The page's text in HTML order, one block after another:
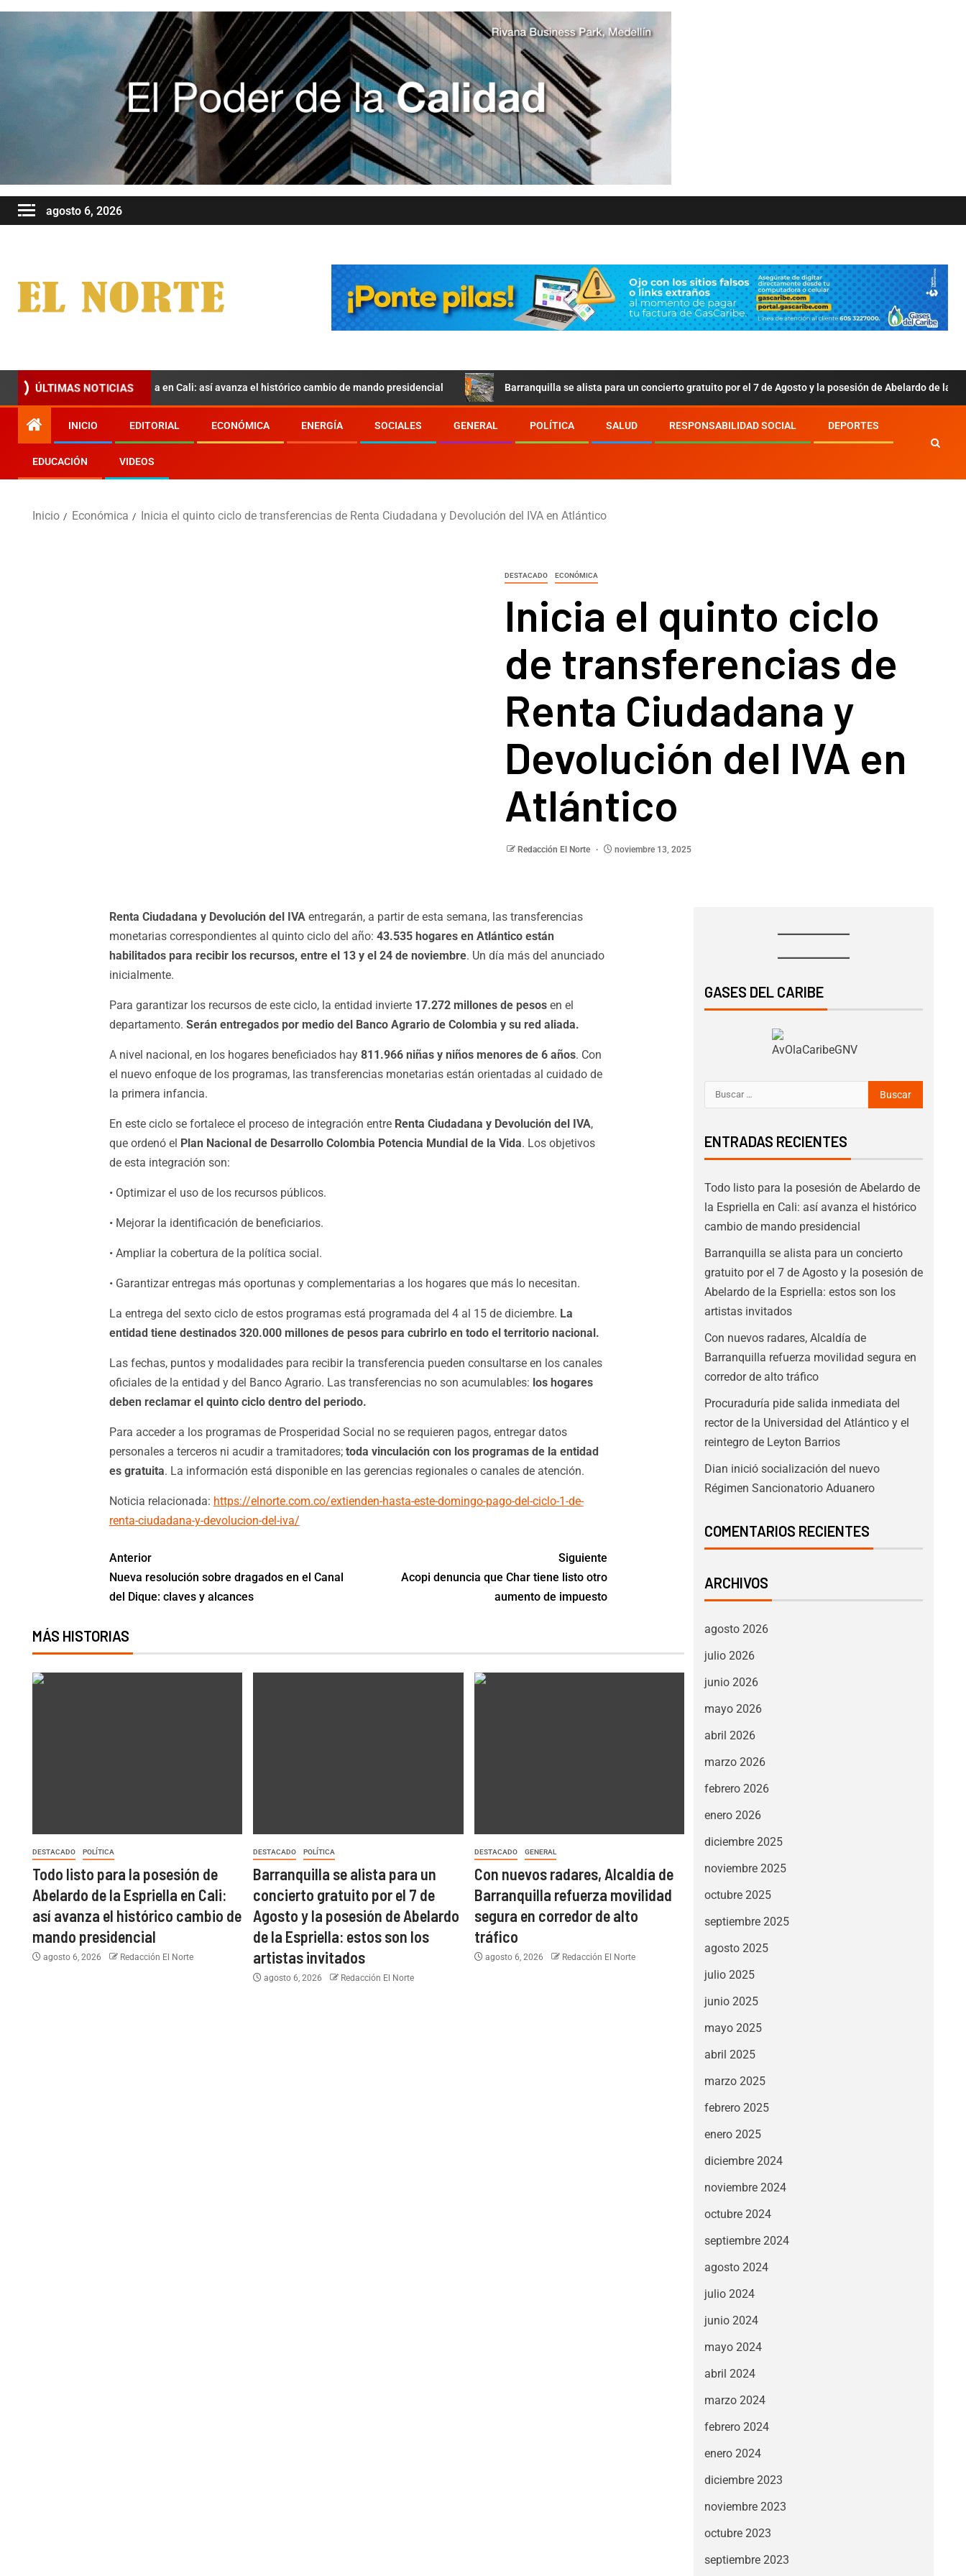
agosto 6, 2026
ÚLTIMAS NOTICIAS
de la Espriella en Cali: así avanza el histórico cambio de mando presidencial Barranquilla se alista para un concierto gratuito por el 7 de Agosto y la posesión de Abelardo de la Espriella:
INICIO EDITORIAL ECONÓMICA ENERGÍA SOCIALES GENERAL POLÍTICA SALUD RESPONSABILIDAD SOCIAL DEPORTES
EDUCACIÓN VIDEOS
Inicio Económica Inicia el quinto ciclo de transferencias de Renta Ciudadana y Devolución del IVA en Atlántico
DESTACADO ECONÓMICA
Inicia el quinto ciclo
de transferencias de
Renta Ciudadana y
Devolución del IVA en
Atlántico
Redacción El Norte noviembre 13, 2025
Renta Ciudadana y Devolución del IVAentregarán, a partir de esta semana, las transferencias
monetarias correspondientes al quinto ciclo del año: 43.535 hogares en Atlántico están
habilitados para recibir los recursos, entre el 13 y el 24 de noviembre. Un día más del anunciado
inicialmente.
Para garantizar los recursos de este ciclo, la entidad invierte 17.272 millones de pesosen el
departamento. Serán entregados por medio del Banco Agrario de Colombia y su red aliada.
A nivel nacional, en los hogares beneficiados hay811.966 niñas y niños menores de 6 años. Con
el nuevo enfoque de los programas, las transferencias monetarias están orientadas al cuidado de
la primera infancia.
En este ciclo se fortalece el proceso de integración entreRenta Ciudadana y Devolución del IVA,
que ordenó el Plan Nacional de Desarrollo Colombia Potencia Mundial de la Vida. Los objetivos
de esta integración son:
• Optimizar el uso de los recursos públicos.
• Mejorar la identificación de beneficiarios.
• Ampliar la cobertura de la política social.
• Garantizar entregas más oportunas y complementarias a los hogares que más lo necesitan.
La entrega del sexto ciclo de estos programas está programada del 4 al 15 de diciembre. La
entidad tiene destinados 320.000 millones de pesos para cubrirlo en todo el territorio nacional.
Las fechas, puntos y modalidades para recibir la transferencia pueden consultarse en los canales
oficiales de la entidad y del Banco Agrario. Las transferencias no son acumulables: los hogares
deben reclamar el quinto ciclo dentro del periodo.
Para acceder a los programas de Prosperidad Social no se requieren pagos, entregar datos
personales a terceros ni acudir a tramitadores; toda vinculación con los programas de la entidad
es gratuita. La información está disponible en las gerencias regionales o canales de atención.
Noticia relacionada: https://elnorte.com.co/extienden-hasta-este-domingo-pago-del-ciclo-1-de-
renta-ciudadana-y-devolucion-del-iva/
Anterior
Nueva resolución sobre dragados en el Canal
del Dique: claves y alcances
Siguiente
Acopi denuncia que Char tiene listo otro
aumento de impuesto
MÁS HISTORIAS
DESTACADO POLÍTICA
Todo listo para la posesión de
Abelardo de la Espriella en Cali:
así avanza el histórico cambio de
mando presidencial
agosto 6, 2026 Redacción El Norte
DESTACADO POLÍTICA
Barranquilla se alista para un
concierto gratuito por el 7 de
Agosto y la posesión de Abelardo
de la Espriella: estos son los
artistas invitados
agosto 6, 2026 Redacción El Norte
DESTACADO GENERAL
Con nuevos radares, Alcaldía de
Barranquilla refuerza movilidad
segura en corredor de alto
tráfico
agosto 6, 2026 Redacción El Norte
GASES DEL CARIBE
ENTRADAS RECIENTES
Todo listo para la posesión de Abelardo de
la Espriella en Cali: así avanza el histórico
cambio de mando presidencial
Barranquilla se alista para un concierto
gratuito por el 7 de Agosto y la posesión de
Abelardo de la Espriella: estos son los
artistas invitados
Con nuevos radares, Alcaldía de
Barranquilla refuerza movilidad segura en
corredor de alto tráfico
Procuraduría pide salida inmediata del
rector de la Universidad del Atlántico y el
reintegro de Leyton Barrios
Dian inició socialización del nuevo
Régimen Sancionatorio Aduanero
COMENTARIOS RECIENTES
ARCHIVOS
agosto 2026
julio 2026
junio 2026
mayo 2026
abril 2026
marzo 2026
febrero 2026
enero 2026
diciembre 2025
noviembre 2025
octubre 2025
septiembre 2025
agosto 2025
julio 2025
junio 2025
mayo 2025
abril 2025
marzo 2025
febrero 2025
enero 2025
diciembre 2024
noviembre 2024
octubre 2024
septiembre 2024
agosto 2024
julio 2024
junio 2024
mayo 2024
abril 2024
marzo 2024
febrero 2024
enero 2024
diciembre 2023
noviembre 2023
octubre 2023
septiembre 2023